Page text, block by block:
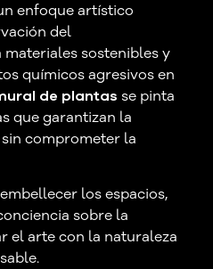
enfoque artístico
del
sostenibles y
químicos agresivos en
de plantas se pinta
que garantizan la
comprometer la
los espacios,
sobre la
el arte con la naturaleza